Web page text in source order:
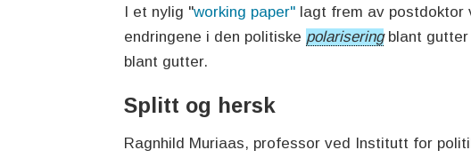
I et nylig "working paper" lagt frem av postdoktor
endringene i den politiske polariseringblant gutter
blant gutter.
Splitt og hersk
Ragnhild Muriaas, professor ved Institutt for